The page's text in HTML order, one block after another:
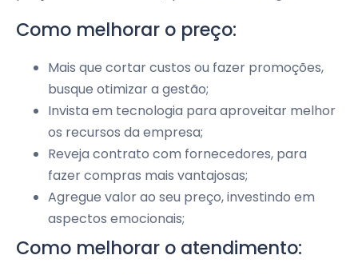
Como melhorar o preço:
Mais que cortar custos ou fazer promoções,
busque otimizar a gestão;
Invista em tecnologia para aproveitar melhor
os recursos da empresa;
Reveja contrato com fornecedores, para
fazer compras mais vantajosas;
Agregue valor ao seu preço, investindo em
aspectos emocionais;
Como melhorar o atendimento: